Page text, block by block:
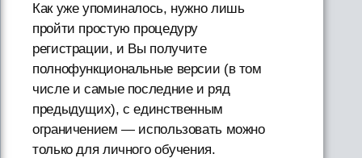
Как уже упоминалось, нужно лишь
пройти простую процедуру
регистрации, и Вы получите
полнофункциональные версии (в том
числе и самые последние и ряд
предыдущих), с единственным
ограничением — использовать можно
только для личного обучения.